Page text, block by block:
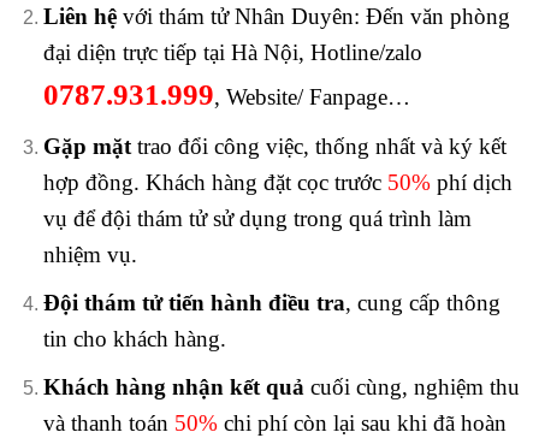
Liên hệvới thám tử Nhân Duyên: Đến văn phòng
đại diện trực tiếp tại Hà Nội, Hotline/zalo
0787.931.999, Website/ Fanpage…
Gặp mặttrao đổi công việc, thống nhất và ký kết
hợp đồng. Khách hàng đặt cọc trước 50%phí dịch
vụ để đội thám tử sử dụng trong quá trình làm
nhiệm vụ.
Đội thám tử tiến hành điều tra, cung cấp thông
tin cho khách hàng.
Khách hàng nhận kết quả cuối cùng, nghiệm thu
và thanh toán 50%chi phí còn lại sau khi đã hoàn